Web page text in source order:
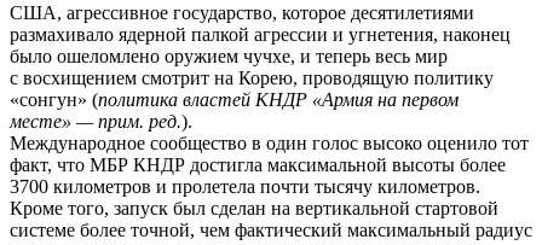
США, агрессивное государство, которое десятилетиями
размахивало ядерной палкой агрессии и угнетения, наконец
было ошеломлено оружием чучхе, и теперь весь мир
с восхищением смотрит на Корею, проводящую политику
«сонгун» (политика властей КНДР «Армия на первом
месте» — прим. ред.).
Международное сообщество в один голос высоко оценило тот
факт, что МБР КНДР достигла максимальной высоты более
3700 километров и пролетела почти тысячу километров.
Кроме того, запуск был сделан на вертикальной стартовой
системе более точной, чем фактический максимальный радиус